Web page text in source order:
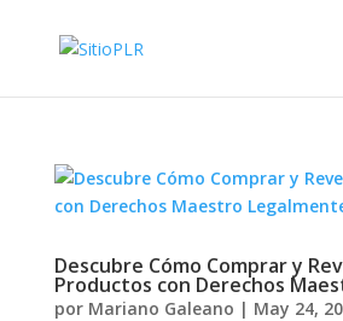
Descubre Cómo Comprar y
Productos con Derechos
por Mariano Galeano | May 24,